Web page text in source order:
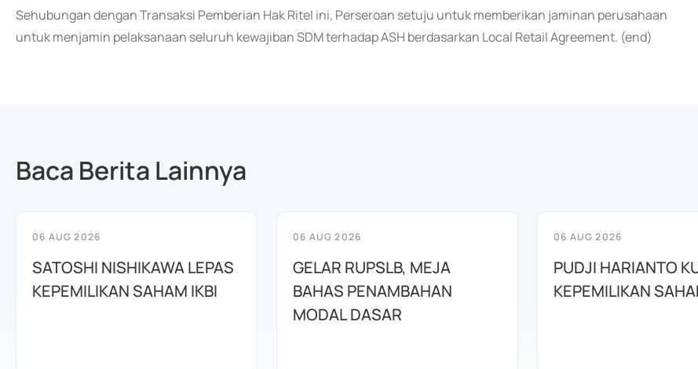
Sehubungan dengan Transaksi Pemberian Hak Ritel ini, Perseroan setuju untuk memberikan jaminan perusahaan
untuk menjamin pelaksanaan seluruh kewajiban SDM terhadap ASH berdasarkan Local Retail Agreement. (end)
Baca Berita Lainnya
06 AUG 2026
SATOSHI NISHIKAWA LEPAS
KEPEMILIKAN SAHAM IKBI
06 AUG 2026
GELAR RUPSLB, MEJA
BAHAS PENAMBAHAN
MODAL DASAR
06 AUG 2026
PUDJI HARIANTO
KEPEMILIKAN